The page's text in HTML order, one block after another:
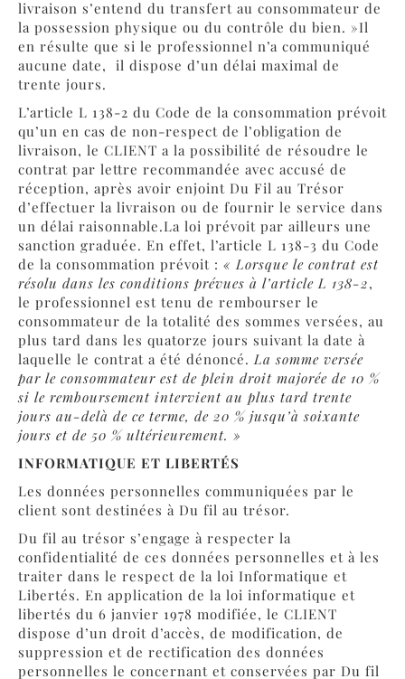
livraison s’entend du transfert au consommateur de
la possession physique ou du contrôle du bien. »Il
en résulte que si le professionnel n’a communiqué
aucune date, il dispose d’un délai maximal de
trente jours.
L’article L 138-2 du Code de la consommation prévoit
qu’un en cas de non-respect de l’obligation de
livraison, le CLIENT a la possibilité de résoudre le
contrat par lettre recommandée avec accusé de
réception, après avoir enjoint Du Fil au Trésor
d’effectuer la livraison ou de fournir le service dans
un délai raisonnable.La loi prévoit par ailleurs une
sanction graduée. En effet, l’article L 138-3 du Code
de la consommation prévoit : « Lorsque le contrat est
résolu dans les conditions prévues à l’article L 138-2,
le professionnel est tenu de rembourser le
consommateur de la totalité des sommes versées, au
plus tard dans les quatorze jours suivant la date à
laquelle le contrat a été dénoncé.La somme versée
par le consommateur est de plein droit majorée de 10 %
si le remboursement intervient au plus tard trente
jours au-delà de ce terme, de 20 % jusqu’à soixante
jours et de 50 % ultérieurement. »
INFORMATIQUE ET LIBERTÉS
Les données personnelles communiquées par le
client sont destinées à Du fil au trésor.
Du fil au trésor s’engage à respecter la
confidentialité de ces données personnelles et à les
traiter dans le respect de la loi Informatique et
Libertés. En application de la loi informatique et
libertés du 6 janvier 1978 modifiée, le CLIENT
dispose d’un droit d’accès, de modification, de
suppression et de rectification des données
personnelles le concernant et conservées par Du fil